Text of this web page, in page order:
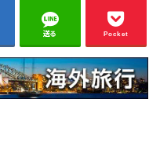
送る Pocket